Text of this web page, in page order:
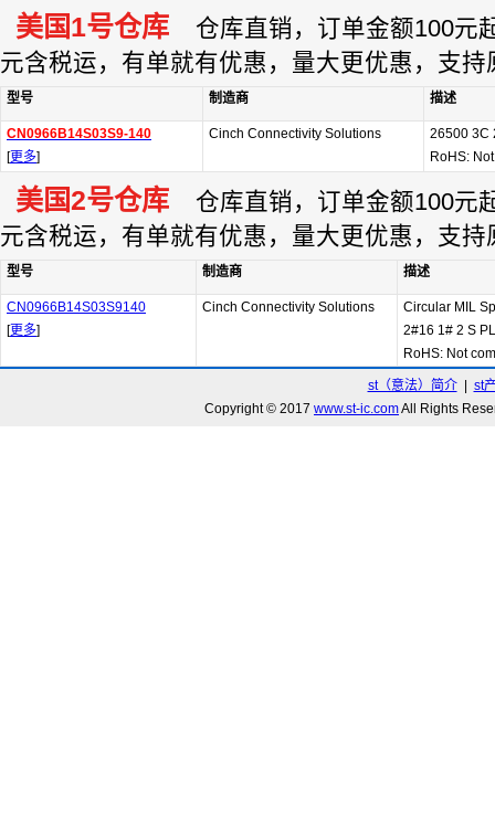
美国1号仓库 仓库直销，订单金额100元
元含税运，有单就有优惠，量大更优惠，支持
型号 制造商 描述
CN0966B14S03S9-140
[更多]
Cinch Connectivity Solutions
26500 3C
RoHS:
美国2号仓库 仓库直销，订单金额100元
元含税运，有单就有优惠，量大更优惠，支持
型号 制造商 描述
CN0966B14S03S9140
[更多]
Cinch Connectivity Solutions
Circular MIL
2#16 1# 2 S
RoHS: Not
st（意法）简介| st
Copyright © 2017 www.st-ic.comAll Rights